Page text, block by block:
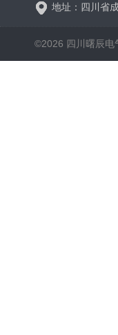
地址：四川省
©2026 四川曙辰